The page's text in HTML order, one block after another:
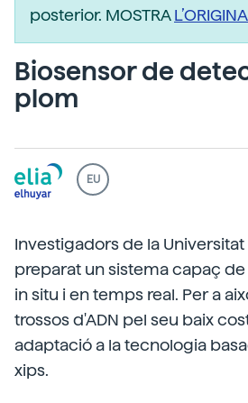
posterior. MOSTRA
Biosensor de
plom
EU
Investigadors de la Universitat
preparat un sistema capaç
in situ i en temps real. Per a
trossos d'ADN pel seu baix
adaptació a la tecnologia
xips.